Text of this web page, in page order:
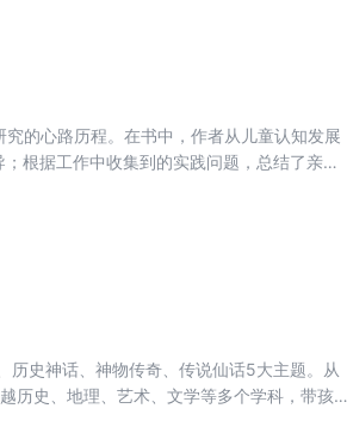
自我，收获自信，勇敢作梦。
的心路历程。在书中，作者从儿童认知发展
根据工作中收集到的实践问题，总结了亲子
历史、地理、艺术、文学等多个学科，带孩子